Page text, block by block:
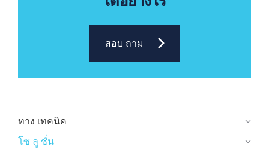
สอบ ถาม
ทาง เทคนิค
โซ ลู ชั่น